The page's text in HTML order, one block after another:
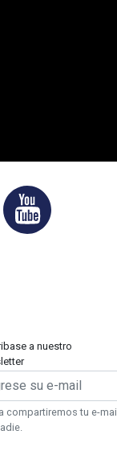
a nuestro
compartiremos tu e-mail